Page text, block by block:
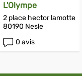
L'Olympe
2 place hector lamotte
80190 Nesle
0 avis